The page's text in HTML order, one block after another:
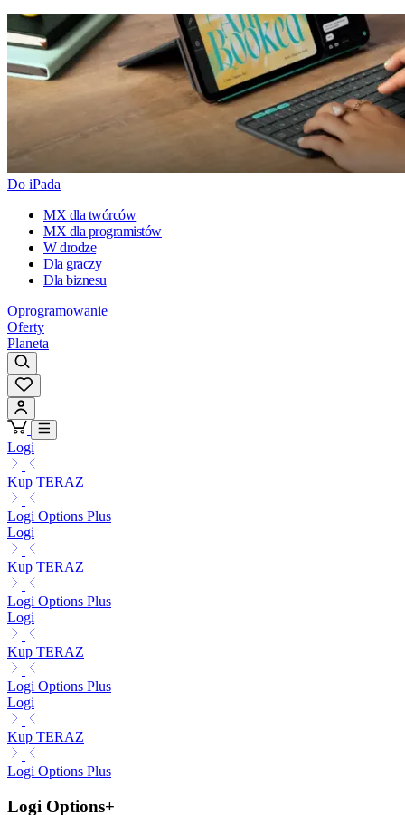
Do iPada
MX dla twórców
MX dla programistów
W drodze
Dla graczy
Dla biznesu
Oprogramowanie
Oferty
Planeta
Logi
Kup TERAZ
Logi Options Plus
Logi
Kup TERAZ
Logi Options Plus
Logi
Kup TERAZ
Logi Options Plus
Logi
Kup TERAZ
Logi Options Plus
Logi Options+